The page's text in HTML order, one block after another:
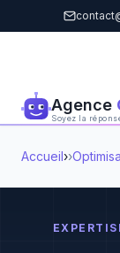
Agence
Soyez la
Accueil›